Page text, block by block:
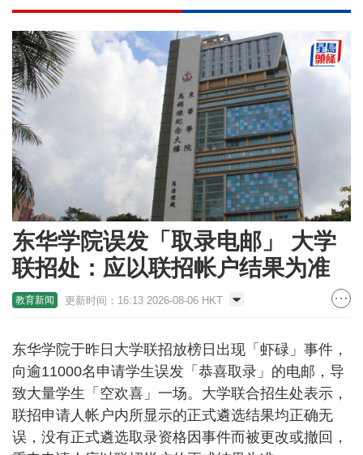
东华学院误发「取录电邮」 大学
联招处：应以联招帐户结果为准
教育新闻 更新时间：16:13 2026-08-06 HKT
东华学院于昨日大学联招放榜日出现「虾碌」事件，
向逾11000名申请学生误发「恭喜取录」的电邮，导
致大量学生「空欢喜」一场。大学联合招生处表示，
联招申请人帐户内所显示的正式遴选结果均正确无
误，没有正式遴选取录资格因事件而被更改或撤回，